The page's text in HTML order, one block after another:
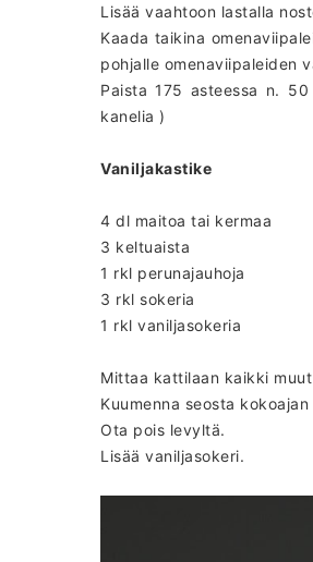
Lisää vaahtoon lastalla
Kaada taikina
pohjalle omenaviipaleiden
Paista 175 asteessa n.
kanelia )
Vaniljakastike
4 dl maitoa tai kermaa
3 keltuaista
1 rkl perunajauhoja
3 rkl sokeria
1 rkl vaniljasokeria
Mittaa kattilaan kaikki
Kuumenna seosta
Ota pois levyltä.
Lisää vaniljasokeri.